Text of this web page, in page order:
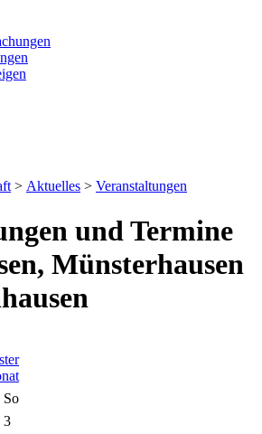
> Aktuelles > Veranstaltungen
und Termine
Münsterhausen
So
3